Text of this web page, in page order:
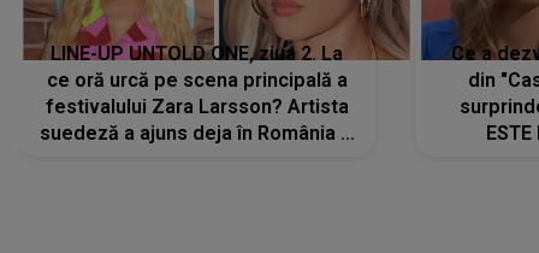
LINE-UP UNTOLD ONE, ziua 2. La
ce oră urcă pe scena principală a
festivalului Zara Larsson? Artista
suedeză a ajuns deja în România și
Ce a
din